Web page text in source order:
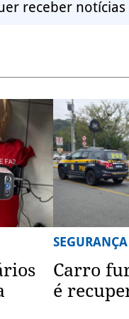
receber notícias
SEGURANÇA
Carro
é